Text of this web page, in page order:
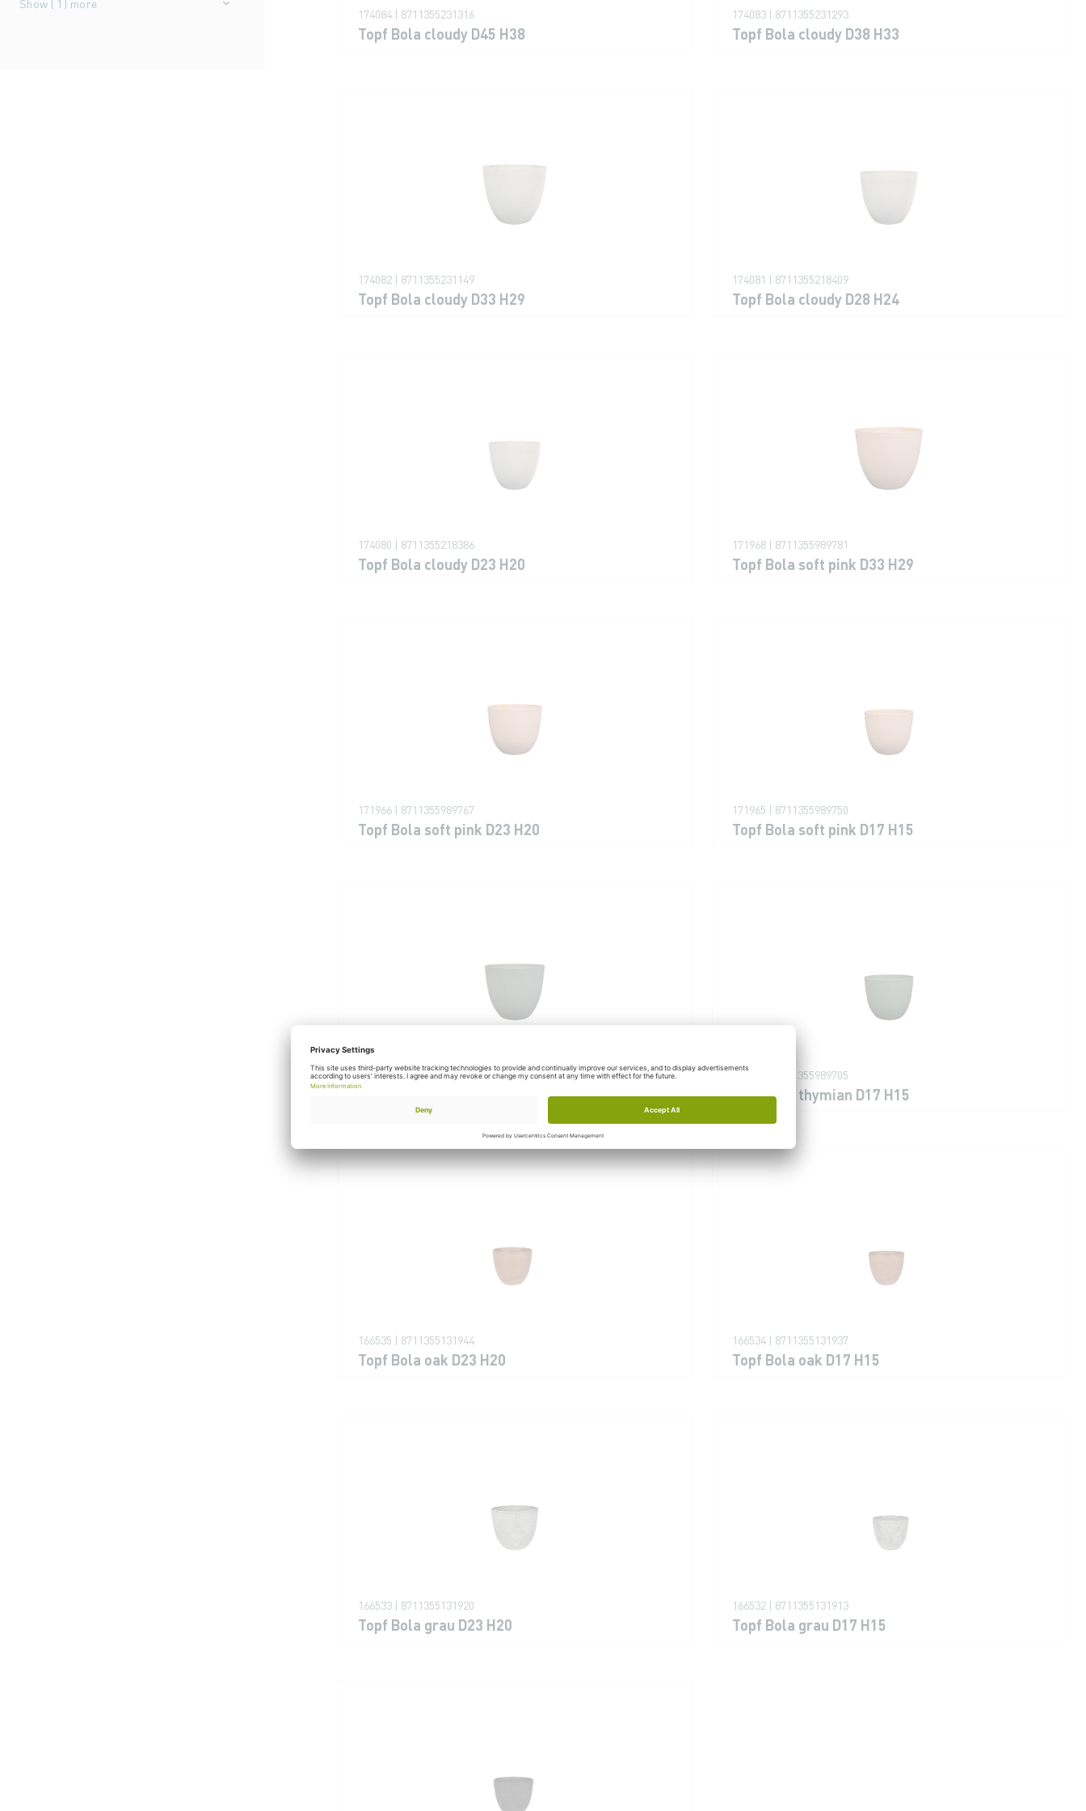
174084 | 8711355231316
Topf Bola cloudy D45 H38
174083 | 8711355231293
Topf Bola cloudy D38 H33
174082 | 8711355231149
Topf Bola cloudy D33 H29
174081 | 8711355218409
Topf Bola cloudy D28 H24
174080 | 8711355218386
Topf Bola cloudy D23 H20
171968 | 8711355989781
Topf Bola soft pink D33 H29
171966 | 8711355989767
Topf Bola soft pink D23 H20
171965 | 8711355989750
Topf Bola soft pink D17 H15
171962 | 8711355989736
Topf Bola thymian D28 H24
171960 | 8711355989705
Topf Bola thymian D17 H15
166535 | 8711355131944
Topf Bola oak D23 H20
166534 | 8711355131937
Topf Bola oak D17 H15
166533 | 8711355131920
Topf Bola grau D23 H20
166532 | 8711355131913
Topf Bola grau D17 H15
Show ( 1 ) more